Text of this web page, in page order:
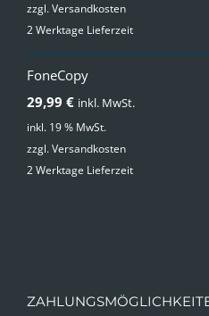
war:
zzgl.Versandkosten
2 Werktage Lieferzeit
FoneCopy
29,99 € inkl. MwSt.
inkl. 19 % MwSt.
zzgl.Versandkosten
2 Werktage Lieferzeit